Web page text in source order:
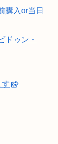
購入or当日
ドゥン・
す